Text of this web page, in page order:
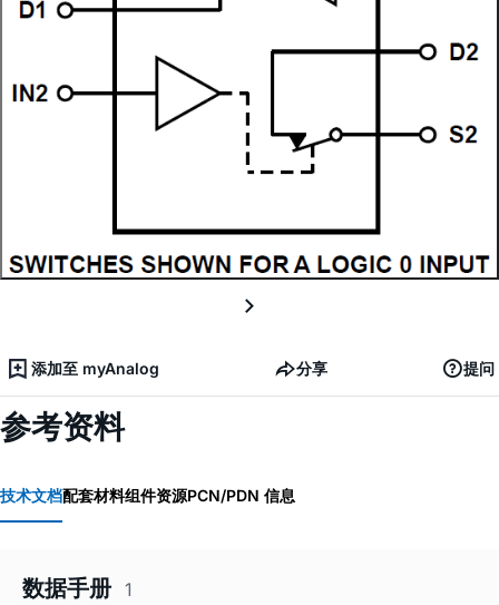
添加至 myAnalog 分享 提问
参考资料
技术文档配套材料组件资源PCN/PDN 信息
数据手册 1